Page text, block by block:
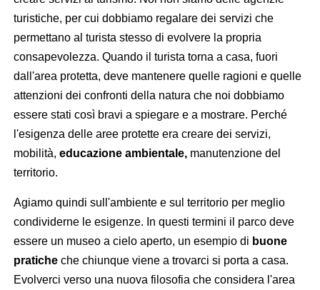
turistiche, per cui dobbiamo regalare dei servizi che
permettano al turista stesso di evolvere la propria
consapevolezza. Quando il turista torna a casa, fuori
dall'area protetta, deve mantenere quelle ragioni e quelle
attenzioni dei confronti della natura che noi dobbiamo
essere stati così bravi a spiegare e a mostrare. Perché
l'esigenza delle aree protette era creare dei servizi,
mobilità, educazione ambientale,manutenzione del
territorio.
Agiamo quindi sull'ambiente e sul territorio per meglio
condividerne le esigenze. In questi termini il parco deve
essere un museo a cielo aperto, un esempio di buone
pratiche che chiunque viene a trovarci si porta a casa.
Evolverci verso una nuova filosofia che considera l'area